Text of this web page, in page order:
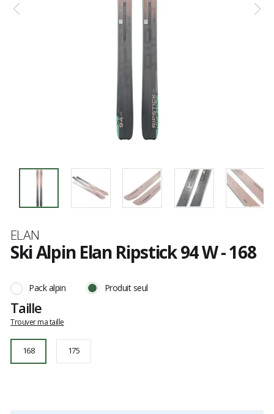
Marque
ELAN
Ski Alpin Elan Ripstick 94 W - 168
clientsPack alpin Produit seul
Taille
Trouver ma taille
168 175